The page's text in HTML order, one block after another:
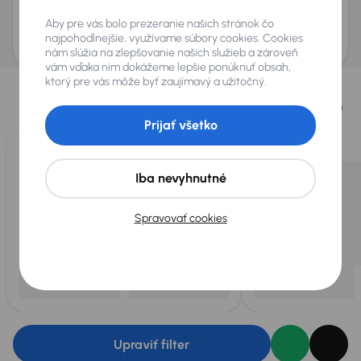
AURES Holdings a.s., so sídlom Dopravákov 874/15, Čimice, 184 00 Praha 8 bude
uchovávať a spracovávať vaše osobné údaje v súlade so zásadami ochrany a
spracovania osobných údajov.
Vybrali sme pre vás
Vyberáme pre vás tienajlepšie vozidláz našej ponuky. Každý deň
pre vás vykúpimeaž 400 vozidiel
Upraviť filter
Aby pre vás bolo prezeranie našich stránok čo
najpohodlnejšie, využívame súbory cookies. Cookies
nám slúžia na zlepšovanie našich služieb a zároveň
vám vďaka nim dokážeme lepšie ponúknuť obsah,
ktorý pre vás môže byť zaujímavý a užitočný.
Spravovať cookies
Iba nevyhnutné
Prijať všetko